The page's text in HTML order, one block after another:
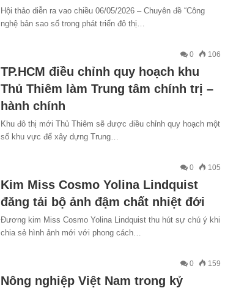
Hội thảo diễn ra vao chiều 06/05/2026 – Chuyên đề “Công
nghệ bản sao số trong phát triển đô thị…
0 106
TP.HCM điều chỉnh quy hoạch khu
Thủ Thiêm làm Trung tâm chính trị –
hành chính
Khu đô thị mới Thủ Thiêm sẽ được điều chỉnh quy hoạch một
số khu vực để xây dựng Trung…
0 105
Kim Miss Cosmo Yolina Lindquist
đăng tải bộ ảnh đậm chất nhiệt đới
Đương kim Miss Cosmo Yolina Lindquist thu hút sự chú ý khi
chia sẻ hình ảnh mới với phong cách…
0 159
Nông nghiệp Việt Nam trong kỷ